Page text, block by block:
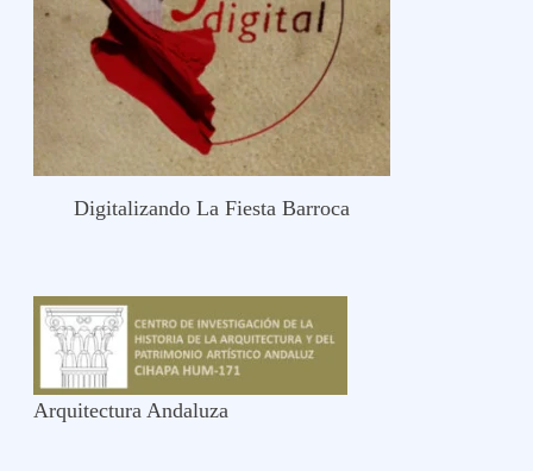
Digitalizando La Fiesta Barroca
Arquitectura Andaluza